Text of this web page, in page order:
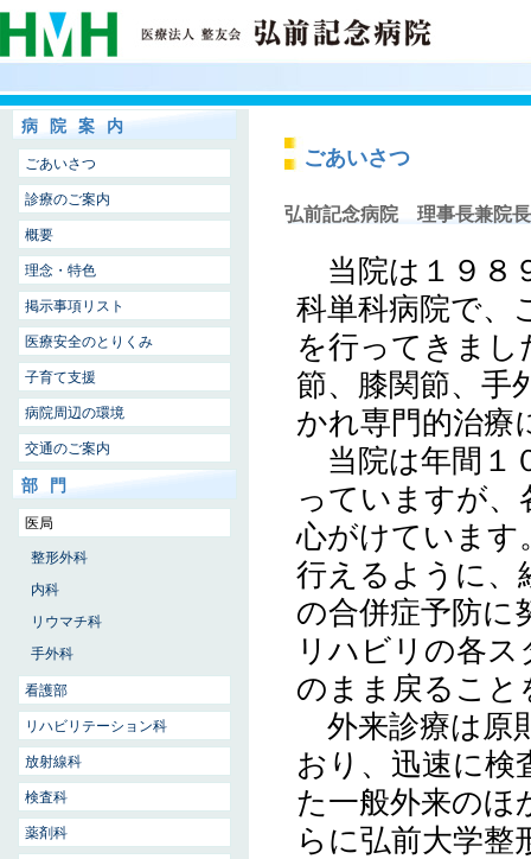
ごあいさつ
弘前記念病院 理事長兼院
当院は１９８
科単科病院で、
を行ってきまし
節、膝関節、手
かれ専門的治療
当院は年間１
っていますが、
心がけています
行えるように、
の合併症予防に
リハビリの各
のまま戻ること
外来診療は原
おり、迅速に検
た一般外来のほ
らに弘前大学整
病院案内
ごあいさつ
診療のご案内
概要
理念・特色
掲示事項リスト
医療安全のとりくみ
子育て支援
病院周辺の環境
交通のご案内
部門
医局
整形外科
内科
リウマチ科
手外科
看護部
リハビリテーション科
放射線科
検査科
薬剤科